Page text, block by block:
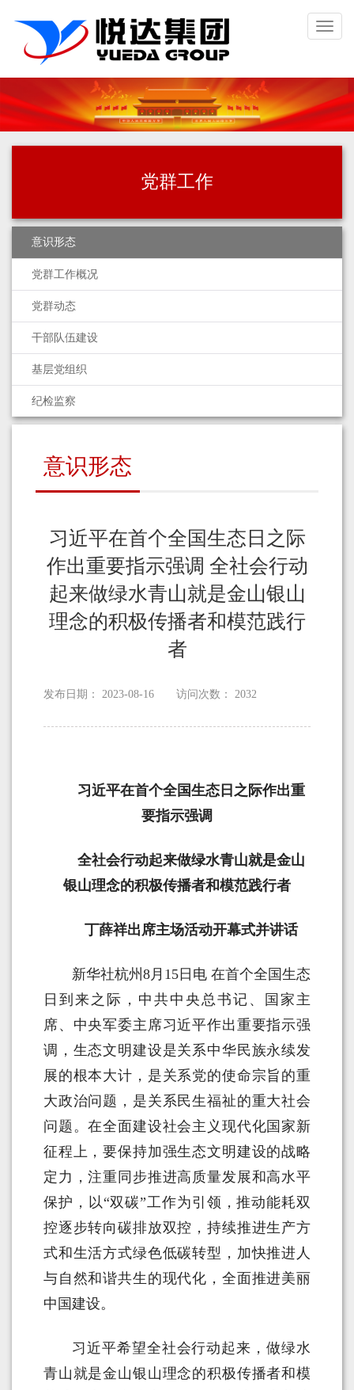
Toggle
党群工作
意识形态
党群工作概况
党群动态
干部队伍建设
基层党组织
纪检监察
意识形态
习近平在首个全国生态日之际
作出重要指示强调 全社会行动
起来做绿水青山就是金山银山
理念的积极传播者和模范践行
者
发布日期： 2023-08-16 访问次数： 2032
习近平在首个全国生态日之际作出重
要指示强调
全社会行动起来做绿水青山就是金山
银山理念的积极传播者和模范践行者
丁薛祥出席主场活动开幕式并讲话
新华社杭州8月15日电 在首个全国生态
日到来之际，中共中央总书记、国家主
席、中央军委主席习近平作出重要指示强
调，生态文明建设是关系中华民族永续发
展的根本大计，是关系党的使命宗旨的重
大政治问题，是关系民生福祉的重大社会
问题。在全面建设社会主义现代化国家新
征程上，要保持加强生态文明建设的战略
定力，注重同步推进高质量发展和高水平
保护，以“双碳”工作为引领，推动能耗双
控逐步转向碳排放双控，持续推进生产方
式和生活方式绿色低碳转型，加快推进人
与自然和谐共生的现代化，全面推进美丽
中国建设。
习近平希望全社会行动起来，做绿水
青山就是金山银山理念的积极传播者和模